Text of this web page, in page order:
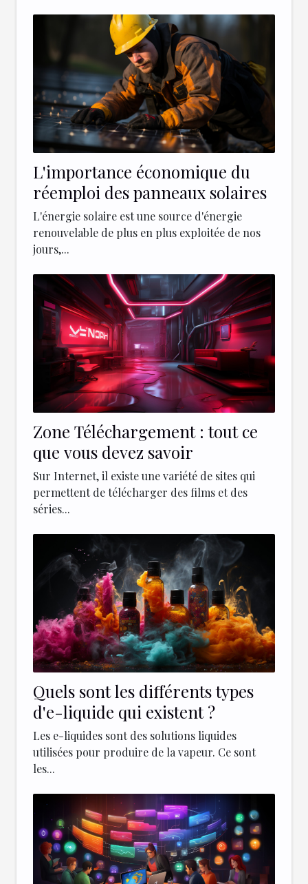
L'importance économique du
réemploi des panneaux solaires
L'énergie solaire est une source d'énergie
renouvelable de plus en plus exploitée de nos
jours,...
Zone Téléchargement : tout ce
que vous devez savoir
Sur Internet, il existe une variété de sites qui
permettent de télécharger des films et des
séries...
Quels sont les différents types
d'e-liquide qui existent ?
Les e-liquides sont des solutions liquides
utilisées pour produire de la vapeur. Ce sont
les...